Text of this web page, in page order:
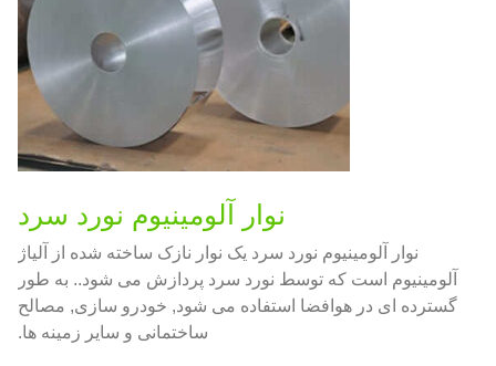
نوار آلومینیوم نورد سرد
نوار آلومینیوم نورد سرد یک نوار نازک ساخته شده از آلیاژ
آلومینیوم است که توسط نورد سرد پردازش می شود.. به طور
گسترده ای در هوافضا استفاده می شود, خودرو سازی, مصالح
ساختمانی و سایر زمینه ها.